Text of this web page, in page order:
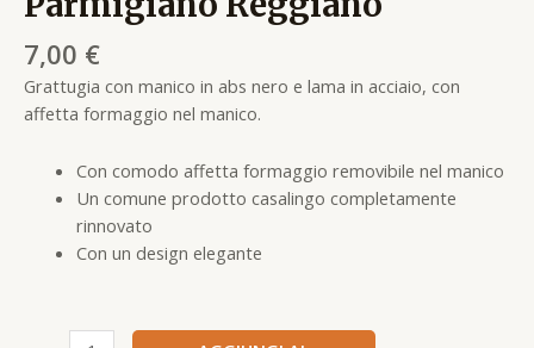
7,00 €
Grattugia con manico in abs nero e lama in acciaio, con
affetta formaggio nel manico.
Con comodo affetta formaggio removibile nel manico
Un comune prodotto casalingo completamente
rinnovato
Con un design elegante